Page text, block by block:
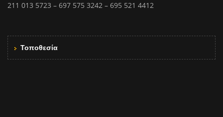
211 013 5723 – 697 575 3242 – 695 521 4412
Τοποθεσία